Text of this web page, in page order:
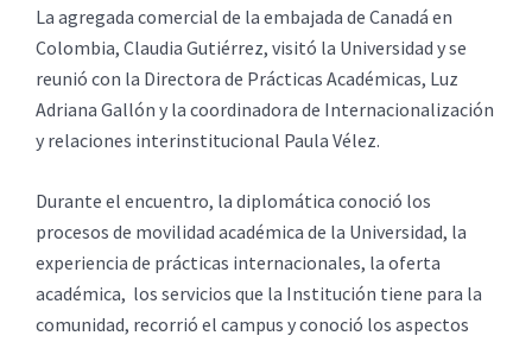
La agregada comercial de la embajada de Canadá en
Colombia, Claudia Gutiérrez, visitó la Universidad y se
reunió con la Directora de Prácticas Académicas, Luz
Adriana Gallón y la coordinadora de Internacionalización
y relaciones interinstitucional Paula Vélez.
Durante el encuentro, la diplomática conoció los
procesos de movilidad académica de la Universidad, la
experiencia de prácticas internacionales, la oferta
académica, los servicios que la Institución tiene para la
comunidad, recorrió el campus y conoció los aspectos